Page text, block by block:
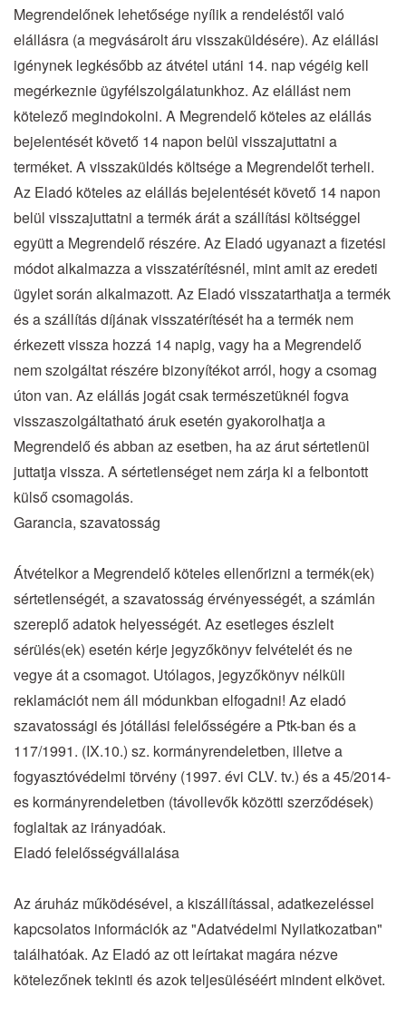
Megrendelőnek lehetősége nyílik a rendeléstől való
elállásra (a megvásárolt áru visszaküldésére). Az elállási
igénynek legkésőbb az átvétel utáni 14. nap végéig kell
megérkeznie ügyfélszolgálatunkhoz. Az elállást nem
kötelező megindokolni. A Megrendelő köteles az elállás
bejelentését követő 14 napon belül visszajuttatni a
terméket. A visszaküldés költsége a Megrendelőt terheli.
Az Eladó köteles az elállás bejelentését követő 14 napon
belül visszajuttatni a termék árát a szállítási költséggel
együtt a Megrendelő részére. Az Eladó ugyanazt a fizetési
módot alkalmazza a visszatérítésnél, mint amit az eredeti
ügylet során alkalmazott. Az Eladó visszatarthatja a termék
és a szállítás díjának visszatérítését ha a termék nem
érkezett vissza hozzá 14 napig, vagy ha a Megrendelő
nem szolgáltat részére bizonyítékot arról, hogy a csomag
úton van. Az elállás jogát csak természetüknél fogva
visszaszolgáltatható áruk esetén gyakorolhatja a
Megrendelő és abban az esetben, ha az árut sértetlenül
juttatja vissza. A sértetlenséget nem zárja ki a felbontott
külső csomagolás.
Garancia, szavatosság
Átvételkor a Megrendelő köteles ellenőrizni a termék(ek)
sértetlenségét, a szavatosság érvényességét, a számlán
szereplő adatok helyességét. Az esetleges észlelt
sérülés(ek) esetén kérje jegyzőkönyv felvételét és ne
vegye át a csomagot. Utólagos, jegyzőkönyv nélküli
reklamációt nem áll módunkban elfogadni! Az eladó
szavatossági és jótállási felelősségére a Ptk-ban és a
117/1991. (IX.10.) sz. kormányrendeletben, illetve a
fogyasztóvédelmi törvény (1997. évi CLV. tv.) és a 45/2014-
es kormányrendeletben (távollevők közötti szerződések)
foglaltak az irányadóak.
Eladó felelősségvállalása
Az áruház működésével, a kiszállítással, adatkezeléssel
kapcsolatos információk az "Adatvédelmi Nyilatkozatban"
találhatóak. Az Eladó az ott leírtakat magára nézve
kötelezőnek tekinti és azok teljesüléséért mindent elkövet.